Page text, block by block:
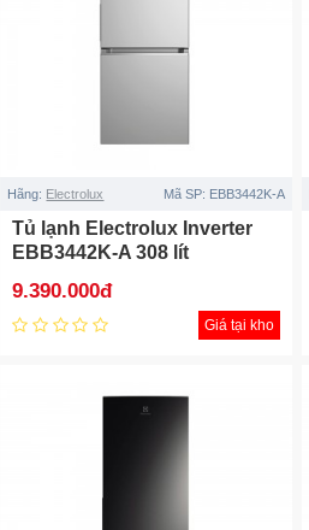
Hãng: Electrolux Mã SP: EBB3442K-A
Tủ lạnh Electrolux Inverter
EBB3442K-A 308 lít
9.390.000đ
Giá tại kho